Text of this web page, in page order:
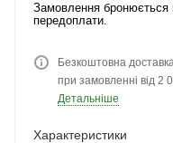
Замовлення бронюється
передоплати.
Безкоштовна
при замовленні від 2
Детальніше
Характеристики